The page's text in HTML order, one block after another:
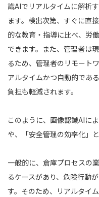
識AIでリアルタイムに解析
ます。検出次第、すぐに直
的な教育・指導に比べ、労
できます。また、管理者は
るため、管理者のリモート
アルタイムかつ自動的であ
負担も軽減されます。
このように、画像認識AIに
や、「安全管理の効率化」
一般的に、倉庫プロセスの
るケースがあり、危険行動
す。そのため、リアルタイ